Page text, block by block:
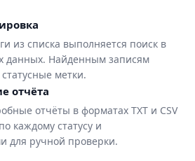
из списка выполняется поиск в
данных. Найденным записям
метки.
отчёта
отчёты в форматах TXT и CSV
каждому статусу и
для ручной проверки.